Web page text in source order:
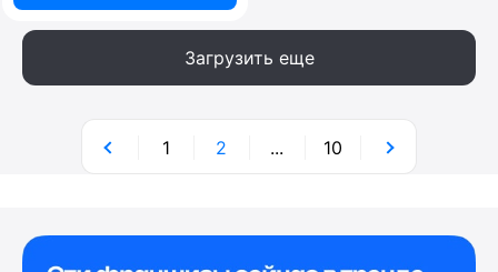
Загрузить еще
1 2 ... 10